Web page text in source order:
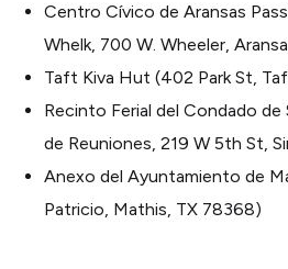
Centro Cívico de Aransas
Whelk, 700 W. Wheeler,
Taft Kiva Hut (402 Park St,
Recinto Ferial del Condado
de Reuniones, 219 W 5th St,
Anexo del Ayuntamiento de
Patricio, Mathis, TX 78368)